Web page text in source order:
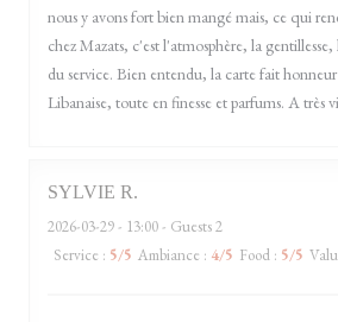
nous y avons fort bien mangé mais, ce qui
chez Mazats, c'est l'atmosphère, la
du service. Bien entendu, la carte fait
Libanaise, toute en finesse et parfums. A très
SYLVIE R
2026-03-29- 13:00 - Guests 2
Service : 5/5 Ambiance : 4/5 Food : 5/5